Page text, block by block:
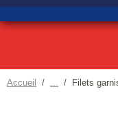
Accueil Filets